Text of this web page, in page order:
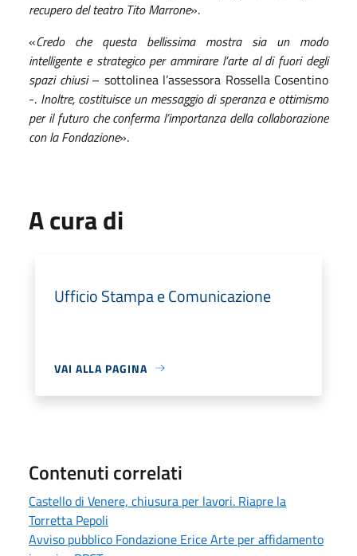
recupero del teatro Tito Marrone».
«Credo che questa bellissima mostra sia un modo
intelligente e strategico per ammirare l’arte al di fuori degli
spazi chiusi– sottolinea l’assessora Rossella Cosentino
-. Inoltre, costituisce un messaggio di speranza e ottimismo
per il futuro che conferma l’importanza della collaborazione
con la Fondazione».
A cura di
Ufficio Stampa e Comunicazione
VAI ALLA PAGINA
Contenuti correlati
Castello di Venere, chiusura per lavori. Riapre la
Torretta Pepoli
Avviso pubblico Fondazione Erice Arte per affidamento